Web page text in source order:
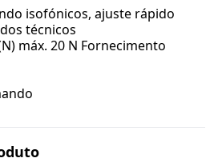
isofónicos, ajuste rápido
técnicos
máx. 20 N Fornecimento